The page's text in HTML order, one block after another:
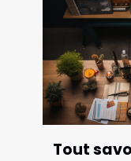
Tout